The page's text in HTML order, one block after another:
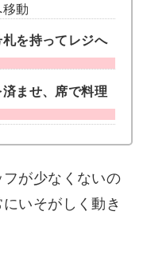
動
を持ってレジへ
ませ、席で料理
が少なくないの
いそがしく動き